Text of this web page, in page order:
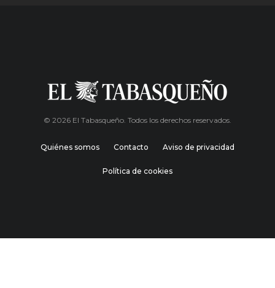
© 2026 El Tabasqueño. Todos los derechos reservados.
Quiénes somos Contacto Aviso de privacidad
Política de cookies